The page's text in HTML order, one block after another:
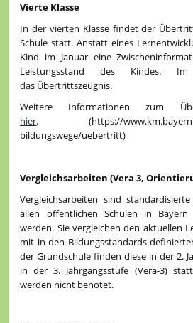
Vierte Klasse
In der vierten Klasse findet der
Schule statt. Anstatt eines
Kind im Januar eine
Leistungsstand des Kindes.
das Übertrittszeugnis.
Weitere Informationen zum
hier. (https://
bildungswege/uebertritt)
Vergleichsarbeiten (Vera 3,
Vergleichsarbeiten sind
allen öffentlichen Schulen in Bayern
werden. Sie vergleichen den aktuellen
mit in den Bildungsstandards
der Grundschule finden diese in der 2.
in der 3. Jahrgangsstufe (Vera-3)
werden nicht benotet.